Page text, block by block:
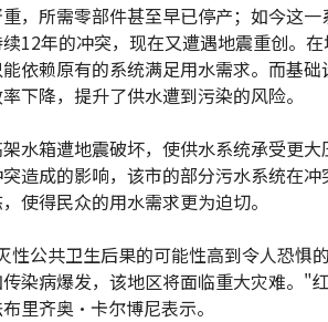
，所需零部件甚至早已停产；如今这一
12年的冲突，现在又遭遇地震重创。
依赖原有的系统满足用水需求。而基础
下降，提升了供水遭到污染的风险。
水箱遭地震破坏，使供水系统承受更
造成的影响，该市的部分污水系统在冲
使得民众的用水需求更为迫切。
性公共卫生后果的可能性高到令人恐惧
染病爆发，该地区将面临重大灾难。"
里齐奥·卡尔博尼表示。